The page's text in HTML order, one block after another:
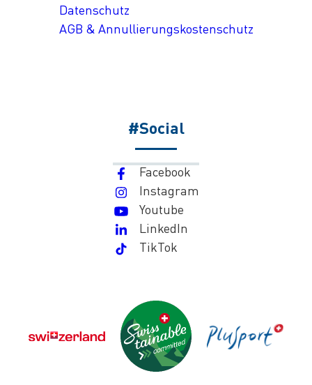
Datenschutz
AGB & Annullierungskostenschutz
#Social
Facebook
Instagram
Youtube
LinkedIn
TikTok